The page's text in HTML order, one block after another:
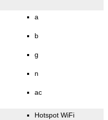
a
b
g
n
ac
Hotspot WiFi